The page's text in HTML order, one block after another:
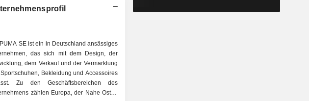
SE ist ein in Deutschland ansässiges
das sich mit dem Design, der
dem Verkauf und der Vermarktung
Bekleidung und Accessoires
Zu den Geschäftsbereichen des
zählen Europa, der Nahe Osten